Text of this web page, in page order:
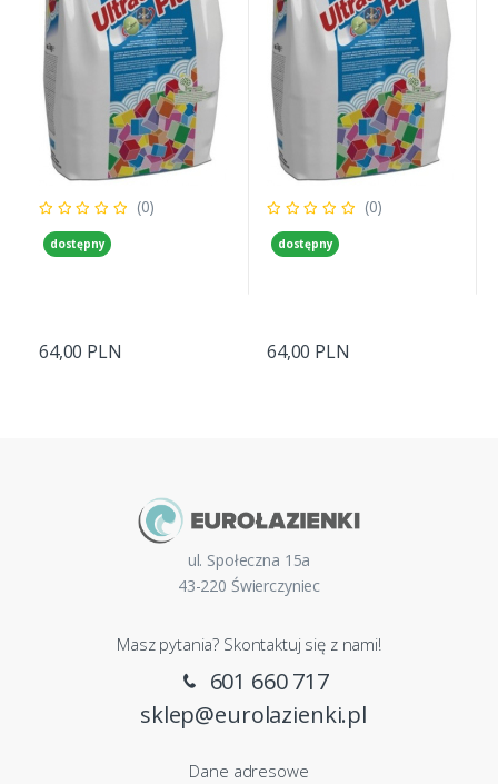
(0)
dostępny
64,00 PLN
(0)
dostępny
64,00 PLN
ul. Społeczna 15a
43-220 Świerczyniec
Masz pytania? Skontaktuj się z nami!
601 660 717
sklep@eurolazienki.pl
Dane adresowe